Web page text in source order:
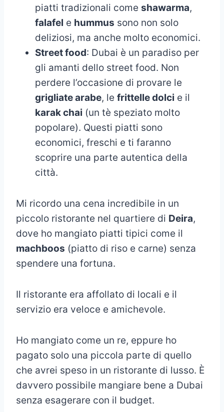
piatti tradizionali come shawarma,
falafel e hummus sono non solo
deliziosi, ma anche molto economici.
Street food: Dubai è un paradiso per
gli amanti dello street food. Non
perdere l’occasione di provare le
grigliate arabe, le frittelle dolci e il
karak chai (un tè speziato molto
popolare). Questi piatti sono
economici, freschi e ti faranno
scoprire una parte autentica della
città.
Mi ricordo una cena incredibile in un
piccolo ristorante nel quartiere di Deira,
dove ho mangiato piatti tipici come il
machboos (piatto di riso e carne) senza
spendere una fortuna.
Il ristorante era affollato di locali e il
servizio era veloce e amichevole.
Ho mangiato come un re, eppure ho
pagato solo una piccola parte di quello
che avrei speso in un ristorante di lusso. È
davvero possibile mangiare bene a Dubai
senza esagerare con il budget.